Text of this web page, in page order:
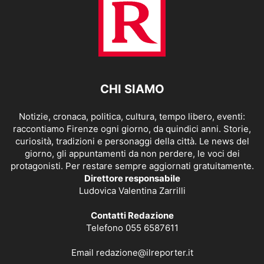
CHI SIAMO
Notizie, cronaca, politica, cultura, tempo libero, eventi:
raccontiamo Firenze ogni giorno, da quindici anni. Storie,
curiosità, tradizioni e personaggi della città. Le news del
giorno, gli appuntamenti da non perdere, le voci dei
protagonisti. Per restare sempre aggiornati gratuitamente.
Direttore responsabile
Ludovica Valentina Zarrilli
Contatti Redazione
Telefono 055 6587611
Email redazione@ilreporter.it